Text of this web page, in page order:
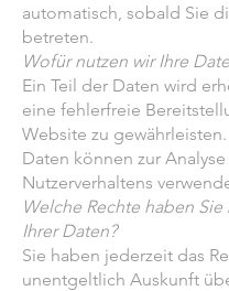
automatisch, sobald Sie
betreten.
Wofür nutzen wir Ihre
Ein Teil der Daten wird
eine fehlerfreie
Website zu
Daten können zur Analyse
Nutzerverhaltens
Welche Rechte haben
Ihrer Daten?
Sie haben jederzeit das
unentgeltlich Auskunft